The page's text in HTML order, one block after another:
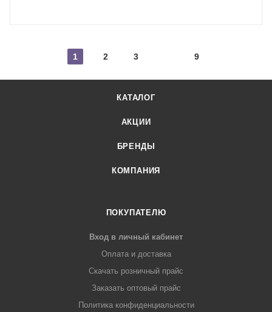
1 2 3 9
КАТАЛОГ
АКЦИИ
БРЕНДЫ
КОМПАНИЯ
ПОКУПАТЕЛЮ
Вход в личный кабинет
Оплата и доставка
Скачать розничный прайс
Заказать оптовый прайс
Политика конфиденциальности